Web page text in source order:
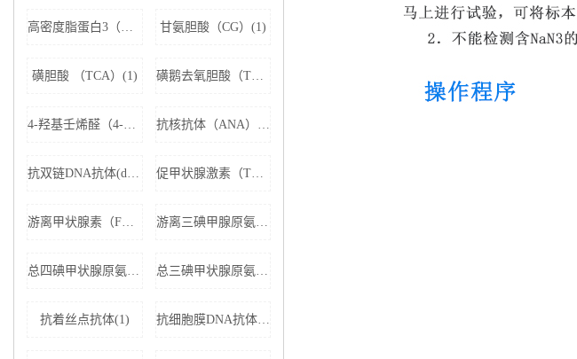
高密度脂蛋白3（HDL3）(1) 甘氨胆酸（CG）(1)
磺胆酸 （TCA）(1) 磺鹅去氧胆酸（TCDCA）(1)
4-羟基壬烯醛（4-HNE）(1) 抗核抗体（ANA）(1)
抗双链DNA抗体(dsDNA)(1) 促甲状腺激素（TSH）(1)
游离甲状腺素（FT4）(1) 游离三碘甲腺原氨酸（FT3）(1)
总四碘甲状腺原氨酸（TT4）(1) 总三碘甲状腺原氨酸（TT3)(1)
抗着丝点抗体(1) 抗细胞膜DNA抗体(1)